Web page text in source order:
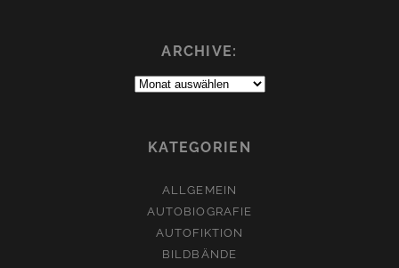
ARCHIVE:
Archive:
KATEGORIEN
ALLGEMEIN
AUTOBIOGRAFIE
AUTOFIKTION
BILDBÄNDE